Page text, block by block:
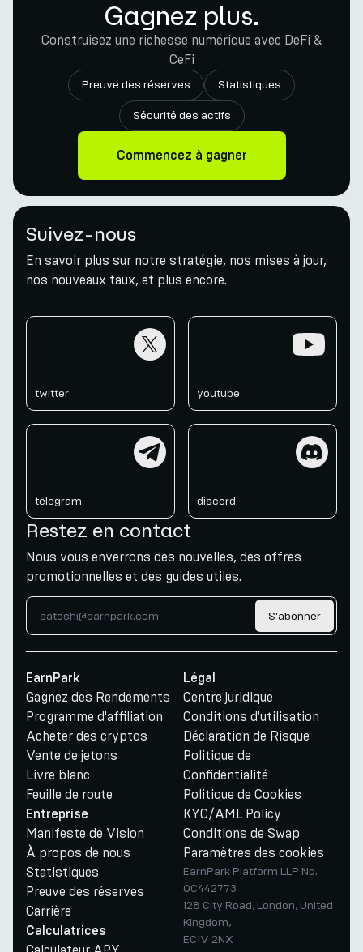
Gagnez plus.
Construisez une richesse numérique avec DeFi &
CeFi
Preuve des réserves Statistiques
Sécurité des actifs
Commencez à gagner
Suivez-nous
En savoir plus sur notre stratégie, nos mises à jour,
nos nouveaux taux, et plus encore.
twitter youtube
telegram discord
Restez en contact
Nous vous enverrons des nouvelles, des offres
promotionnelles et des guides utiles.
S'abonner
EarnPark
Gagnez des Rendements
Programme d'affiliation
Acheter des cryptos
Vente de jetons
Livre blanc
Feuille de route
Entreprise
Manifeste de Vision
À propos de nous
Statistiques
Preuve des réserves
Carrière
Calculatrices
Légal
Centre juridique
Conditions d'utilisation
Déclaration de Risque
Politique de
Confidentialité
Politique de Cookies
KYC/AML Policy
Conditions de Swap
Paramètres des cookies
EarnPark Platform LLP No.
OC442773
128 City Road, London, United
Kingdom,
EC1V 2NX